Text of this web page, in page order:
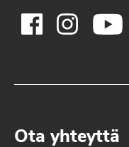
Ota yhteyttä